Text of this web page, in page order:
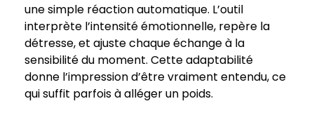
une simple réaction automatique. L’outil
interprète l’intensité émotionnelle, repère la
détresse, et ajuste chaque échange à la
sensibilité du moment. Cette adaptabilité
donne l’impression d’être vraiment entendu, ce
qui suffit parfois à alléger un poids.